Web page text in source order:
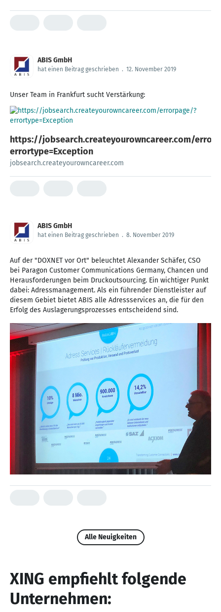
ABIS GmbH
hat einen Beitrag geschrieben . 12. November 2019
Unser Team in Frankfurt sucht Verstärkung:
https://jobsearch.createyourowncareer.com/
errortype=Exception
jobsearch.createyourowncareer.com
ABIS GmbH
hat einen Beitrag geschrieben . 8. November 2019
Auf der "DOXNET vor Ort" beleuchtet Alexander Schäfer, CSO
bei Paragon Customer Communications Germany, Chancen und
Herausforderungen beim Druckoutsourcing. Ein wichtiger Punkt
dabei: Adressmanagement. Als ein führender Dienstleister auf
diesem Gebiet bietet ABIS alle Adressservices an, die für den
Erfolg des Auslagerungsprozesses entscheidend sind.
Alle Neuigkeiten
XING empfiehlt folgende
Unternehmen: